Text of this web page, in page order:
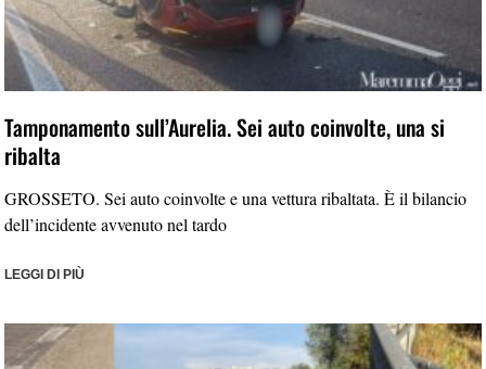
Tamponamento sull’Aurelia. Sei auto coinvolte, una si
ribalta
GROSSETO. Sei auto coinvolte e una vettura ribaltata. È il bilancio
dell’incidente avvenuto nel tardo
LEGGI DI PIÙ